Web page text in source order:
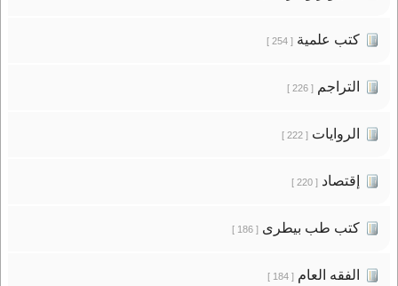
كتب علمية[ 254 ]
التراجم[ 226 ]
الروايات[ 222 ]
إقتصاد[ 220 ]
كتب طب بيطرى[ 186 ]
الفقه العام[ 184 ]